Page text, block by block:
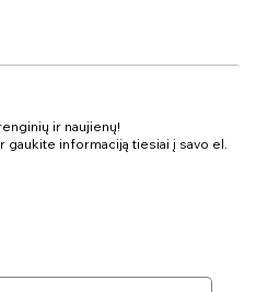
ir naujienų!
gaukite informaciją tiesiai į savo el.